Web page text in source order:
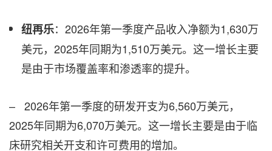
纽再乐：2026年第一季度产品收入净额为1,630万
美元，2025年同期为1,510万美元。这一增长主要
是由于市场覆盖率和渗透率的提升。
– 2026年第一季度的研发开支为6,560万美元，
2025年同期为6,070万美元。这一增长主要是由于临
床研究相关开支和许可费用的增加。